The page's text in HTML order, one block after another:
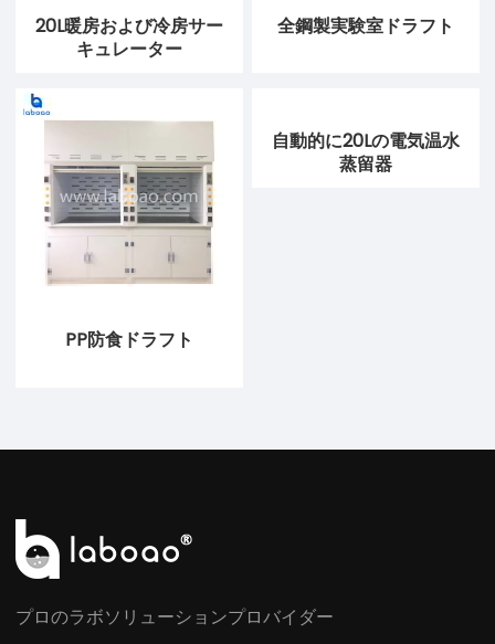
20L暖房および冷房サー
キュレーター
全鋼製実験室ドラフト
PP防食ドラフト
自動的に20Lの電気温水
蒸留器
プロのラボソリューションプロバイダー